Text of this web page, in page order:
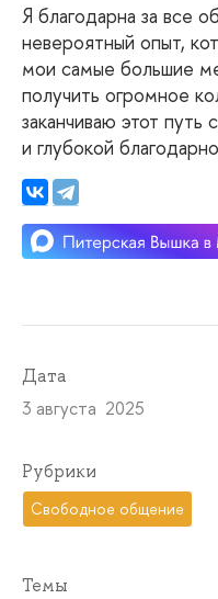
Я благодарна за все
невероятный опыт,
мои самые большие
получить огромное
заканчиваю этот
и глубокой
Дата
3 августа 2025
Рубрики
Свободное общение
Темы